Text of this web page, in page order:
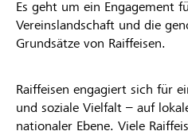
Es geht um ein Engagement
Vereinslandschaft und die
Grundsätze von Raiffeisen.
Raiffeisen engagiert sich für
und soziale Vielfalt – auf
nationaler Ebene. Viele